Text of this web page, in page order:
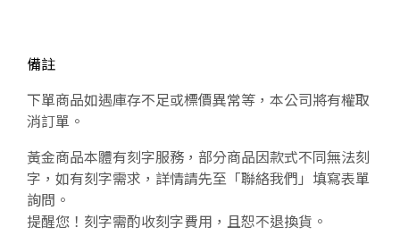
備註
下單商品如遇庫存不足或標價異常等，本公司將有權取
消訂單。
黃金商品本體有刻字服務，部分商品因款式不同無法刻
字，如有刻字需求，詳情請先至「聯絡我們」填寫表單
詢問。
提醒您！刻字需酌收刻字費用，且恕不退換貨。